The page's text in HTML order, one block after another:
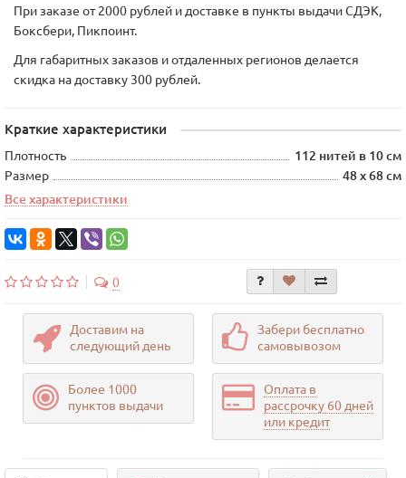
При заказе от 2000 рублей и доставке в пункты выдачи СДЭК,
Боксбери, Пикпоинт.
Для габаритных заказов и отдаленных регионов делается
скидка на доставку 300 рублей.
Краткие характеристики
Плотность
112 нитей в 10 см
Размер
48 х 68 см
Все характеристики
0
Доставим на
следующий день
Забери бесплатно
самовывозом
Более 1000
пунктов выдачи
Оплата в
рассрочку 60 дней
или кредит